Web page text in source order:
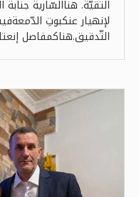
التقيّة. هناالسّارية
لإنهيار عنكبوتِ
التّدقيق.هناكمفاصل